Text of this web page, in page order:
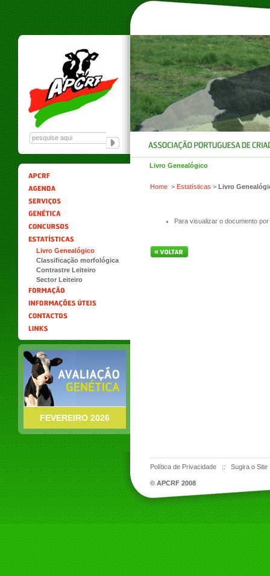
Livro Genealógico
Classificação morfológica
Contrastre Leiteiro
Sector Leiteiro
FEVEREIRO 2026
Livro Genealógico
Home > Estatísticas > Livro
Para visualizar o documento
Política de Privacidade :: Sugira o Site
© APCRF 2008